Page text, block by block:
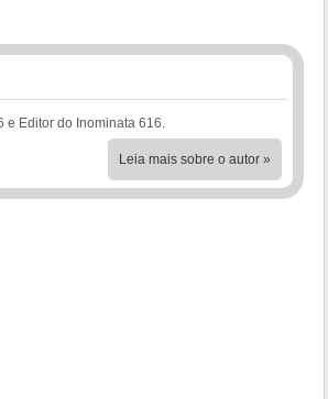
e Editor do Inominata 616.
Leia mais sobre o autor »